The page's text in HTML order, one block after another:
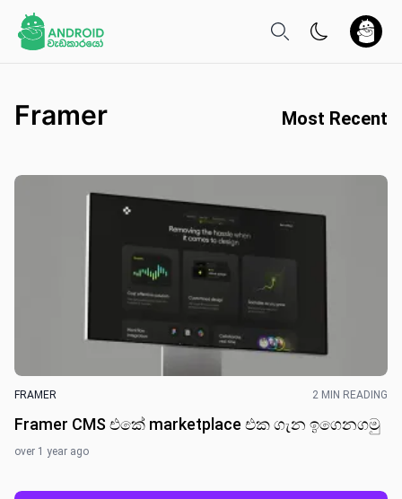
Framer Most Recent
FRAMER 2 MIN READING
Framer CMS එකේ marketplace එක ගැන ඉගෙනග​මු
over 1 year ago